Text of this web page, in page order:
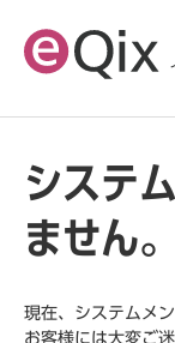
システ
ません。
現在、システムメ
お客様には大変ご